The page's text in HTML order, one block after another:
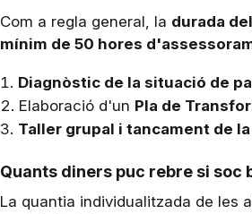
Com a regla general, la durada
mínim de 50 hores
Diagnòstic de la situació de
Elaboració d'un Pla de
Taller grupal i tancament de
Quants diners puc rebre si soc
La quantia individualitzada de les